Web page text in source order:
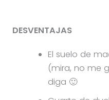
DESVENTAJAS
El suelo de
(mira, no me
diga 🙂